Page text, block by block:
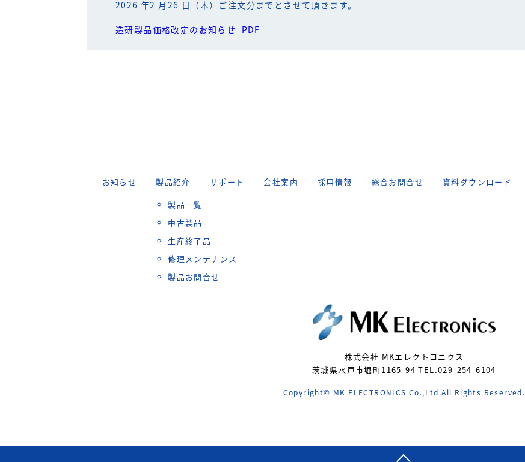
2026 年2 月26 日（木）ご注文分までとさせて頂きます。
造研製品価格改定のお知らせ_PDF
お知らせ
製品紹介
製品一覧
中古製品
生産終了品
修理メンテナンス
製品お問合せ
サポート 会社案内 採用情報 総合お問合せ 資料ダウンロード
株式会社 MKエレクトロニクス
茨城県水戸市堀町1165-94 TEL.029-254-6104
Copyright© MK ELECTRONICS Co.,Ltd.All Rights Reserved.